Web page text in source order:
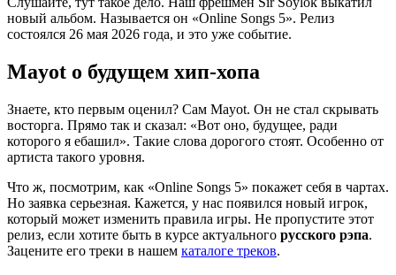
новый альбом. Называется он «Online Songs 5». Релиз
состоялся 26 мая 2026 года, и это уже событие.
Mayot о будущем хип-хопа
Знаете, кто первым оценил? Сам Mayot. Он не стал скрывать
восторга. Прямо так и сказал: «Вот оно, будущее, ради
которого я ебашил». Такие слова дорогого стоят. Особенно от
артиста такого уровня.
Что ж, посмотрим, как «Online Songs 5» покажет себя в чартах.
Но заявка серьезная. Кажется, у нас появился новый игрок,
который может изменить правила игры. Не пропустите этот
релиз, если хотите быть в курсе актуального русского рэпа.
Зацените его треки в нашем каталоге треков.